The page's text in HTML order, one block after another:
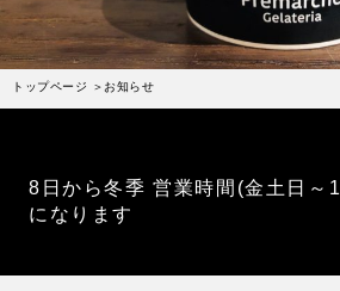
お問い合わせ
プレマルシェジェラテリアについて
トップページ お知らせ
8日から冬季 営業時間(金土日～
になります